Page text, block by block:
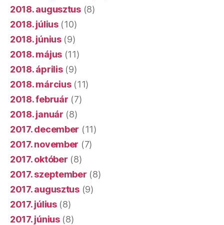
2018. augusztus(8)
2018. július(10)
2018. június(9)
2018. május (11)
2018. április(9)
2018. március(11)
2018. február (7)
2018. január (8)
2017. december (11)
2017. november (7)
2017. október (8)
2017. szeptember (8)
2017. augusztus(9)
2017. július(8)
2017. június(8)